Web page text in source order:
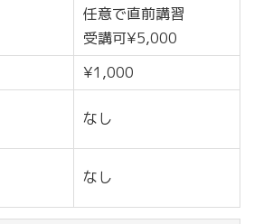
任意で直前講習
受講可¥5,000
¥1,000
なし
なし